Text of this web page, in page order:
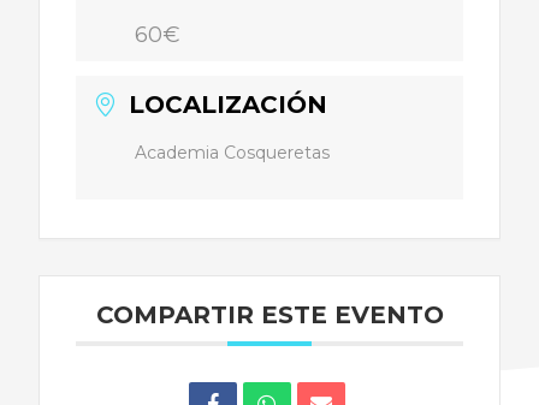
60€
LOCALIZACIÓN
Academia Cosqueretas
COMPARTIR ESTE EVENTO